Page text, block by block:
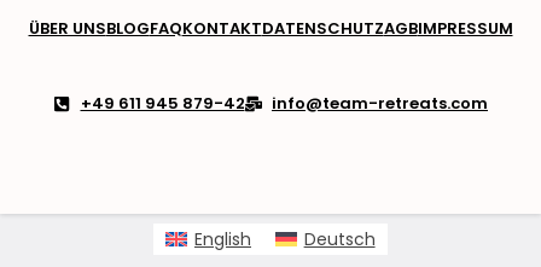
ÜBER UNSBLOGFAQKONTAKTDATENSCHUTZAGBIMPRESSUM
+49 611 945 879-42 info@team-retreats.com
English Deutsch